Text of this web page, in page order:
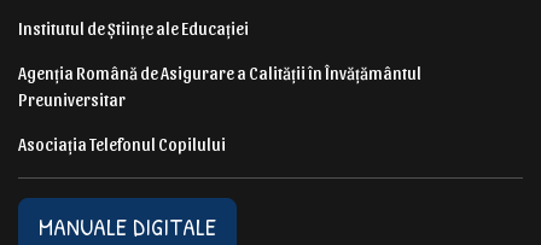
Institutul de Științe ale Educației
Agenția Română de Asigurare a Calității în Învățământul
Preuniversitar
Asociația Telefonul Copilului
MANUALE DIGITALE